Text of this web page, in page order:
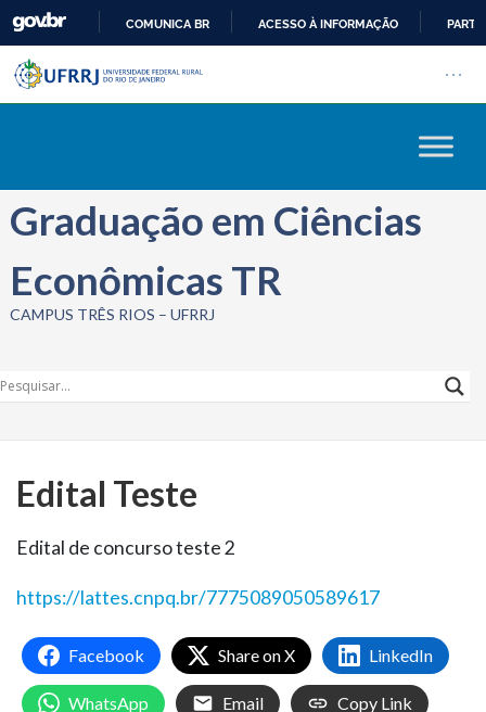
COMUNICA BR ACESSO À INFORMAÇÃO
Pular barra institucional
Barra institucional da
Graduação em Ciências
Econômicas TR
CAMPUS TRÊS RIOS – UFRRJ
Edital Teste
Edital de concurso teste 2
https://lattes.cnpq.br/7775089050589617
Facebook Share on X LinkedIn
WhatsApp Email Copy Link